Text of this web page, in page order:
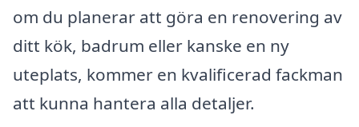
om du planerar att göra en renovering av
ditt kök, badrum eller kanske en ny
uteplats, kommer en kvalificerad fackman
att kunna hantera alla detaljer.